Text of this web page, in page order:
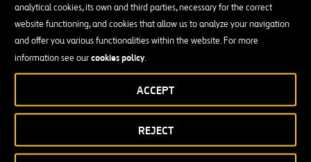
analytical cookies, its own and third parties, necessary for the correct
website functioning, and cookies that allow us to analyze your navigation
and offer you various functionalities within the website. For more
information see ourcookies policy.
REJECT
ACCEPT
Ferrovial remite una versión actualizada de la
presentación para inversores de fecha 08/05 y nº
Registro 40749 que corrige errores en la inversión en
407 ETR (diapositiva 27) y los vencimientos de deuda de
31/07/2026